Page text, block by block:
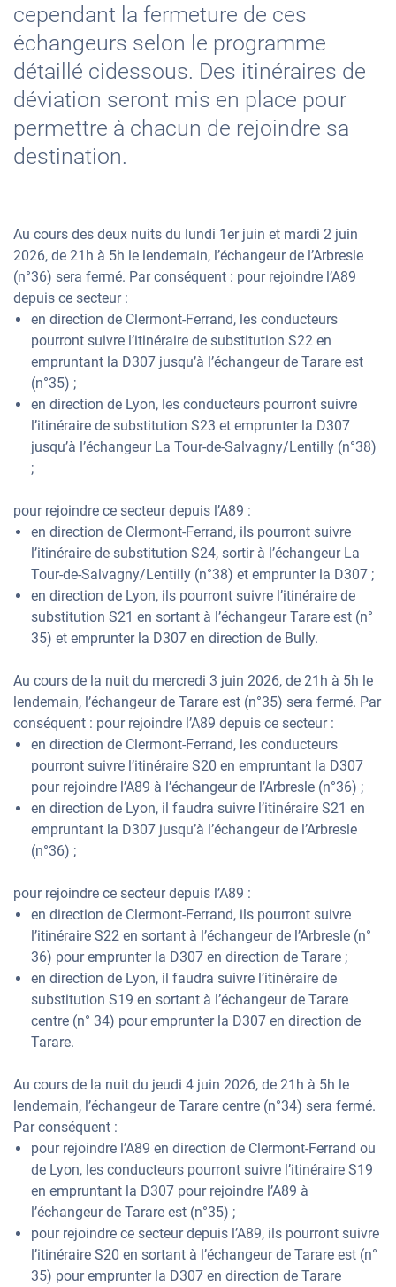
cependant la fermeture de ces
échangeurs selon le programme
détaillé cidessous. Des itinéraires de
déviation seront mis en place pour
permettre à chacun de rejoindre sa
destination.
Au cours des deux nuits du lundi 1er juin et mardi 2 juin
2026, de 21h à 5h le lendemain, l’échangeur de l’Arbresle
(n°36) sera fermé. Par conséquent : pour rejoindre l’A89
depuis ce secteur :
en direction de Clermont-Ferrand, les conducteurs
pourront suivre l’itinéraire de substitution S22 en
empruntant la D307 jusqu’à l’échangeur de Tarare est
(n°35) ;
en direction de Lyon, les conducteurs pourront suivre
l’itinéraire de substitution S23 et emprunter la D307
jusqu’à l’échangeur La Tour-de-Salvagny/Lentilly (n°38)
;
pour rejoindre ce secteur depuis l’A89 :
en direction de Clermont-Ferrand, ils pourront suivre
l’itinéraire de substitution S24, sortir à l’échangeur La
Tour-de-Salvagny/Lentilly (n°38) et emprunter la D307 ;
en direction de Lyon, ils pourront suivre l’itinéraire de
substitution S21 en sortant à l’échangeur Tarare est (n°
35) et emprunter la D307 en direction de Bully.
Au cours de la nuit du mercredi 3 juin 2026, de 21h à 5h le
lendemain, l’échangeur de Tarare est (n°35) sera fermé. Par
conséquent : pour rejoindre l’A89 depuis ce secteur :
en direction de Clermont-Ferrand, les conducteurs
pourront suivre l’itinéraire S20 en empruntant la D307
pour rejoindre l’A89 à l’échangeur de l’Arbresle (n°36) ;
en direction de Lyon, il faudra suivre l’itinéraire S21 en
empruntant la D307 jusqu’à l’échangeur de l’Arbresle
(n°36) ;
pour rejoindre ce secteur depuis l’A89 :
en direction de Clermont-Ferrand, ils pourront suivre
l’itinéraire S22 en sortant à l’échangeur de l’Arbresle (n°
36) pour emprunter la D307 en direction de Tarare ;
en direction de Lyon, il faudra suivre l’itinéraire de
substitution S19 en sortant à l’échangeur de Tarare
centre (n° 34) pour emprunter la D307 en direction de
Tarare.
Au cours de la nuit du jeudi 4 juin 2026, de 21h à 5h le
lendemain, l’échangeur de Tarare centre (n°34) sera fermé.
Par conséquent :
pour rejoindre l’A89 en direction de Clermont-Ferrand ou
de Lyon, les conducteurs pourront suivre l’itinéraire S19
en empruntant la D307 pour rejoindre l’A89 à
l’échangeur de Tarare est (n°35) ;
pour rejoindre ce secteur depuis l’A89, ils pourront suivre
l’itinéraire S20 en sortant à l’échangeur de Tarare est (n°
35) pour emprunter la D307 en direction de Tarare